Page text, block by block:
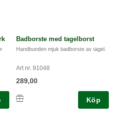
Badborste med tagelborst
Handbunden mjuk badborste av tagel.
Art nr. 91048
289,00
Köp